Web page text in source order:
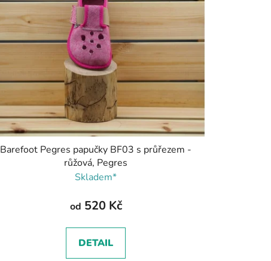
Barefoot Pegres papučky BF03 s průřezem -
růžová, Pegres
Skladem*
od 520 Kč
DETAIL